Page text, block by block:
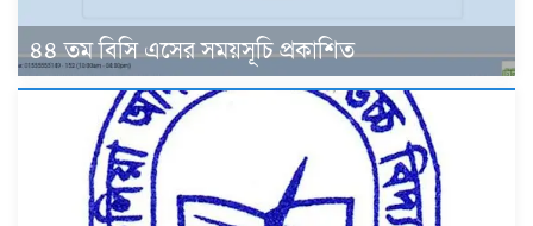
৪৪ তম বিসি এসের সময়সূচি প্রকাশিত